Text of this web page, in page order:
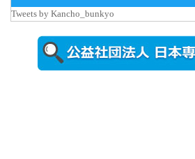
Tweets by Kancho_bunkyo